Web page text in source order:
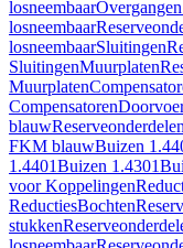
losneembaar
losneembaar
losneembaarSluitingen
SluitingenMuurplaten
Muurplaten
Compensatoren
blauw
FKM blauwBuizen
1.4401Buizen 1.4301
voor Koppelingen
ReductiesBochten
stukken